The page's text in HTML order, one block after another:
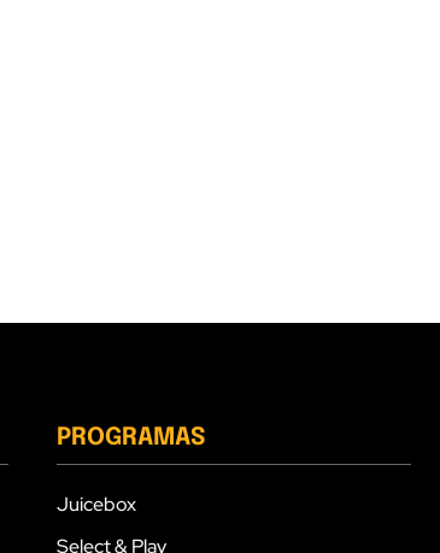
PROGRAMAS
Juicebox
Select & Play